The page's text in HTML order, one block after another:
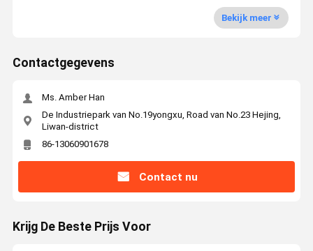
Bekijk meer
Contactgegevens
Ms. Amber Han
De Industriepark van No.19yongxu, Road van No.23 Hejing,
Liwan-district
86-13060901678
Contact nu
Krijg De Beste Prijs Voor